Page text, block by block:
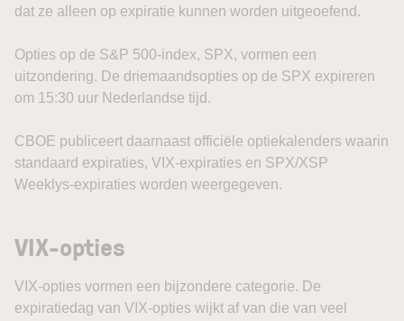
dat ze alleen op expiratie kunnen worden uitgeoefend.
Opties op de S&P 500-index, SPX, vormen een
uitzondering. De driemaandsopties op de SPX expireren
om 15:30 uur Nederlandse tijd.
CBOE publiceert daarnaast officiële optiekalenders waarin
standaard expiraties, VIX-expiraties en SPX/XSP
Weeklys-expiraties worden weergegeven.
VIX-opties
VIX-opties vormen een bijzondere categorie. De
expiratiedag van VIX-opties wijkt af van die van veel